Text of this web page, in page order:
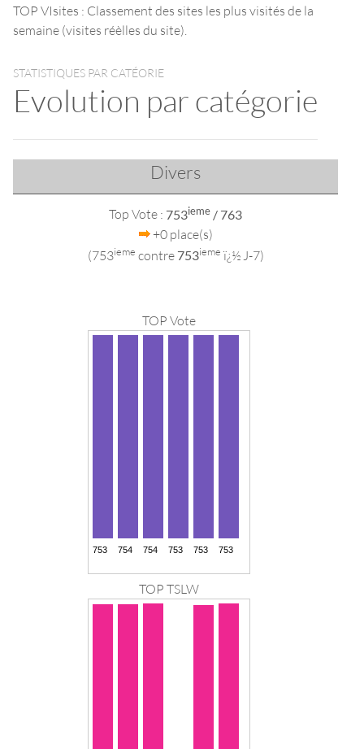
TOP VIsites : Classement des sites les plus visités de la
semaine (visites réèlles du site).
STATISTIQUES PAR CATÉORIE
Evolution par catégorie
Divers
Top Vote : 753ieme / 763
+0 place(s)
(753ieme contre 753ieme ï¿½ J-7)
TOP Vote
TOP TSLW